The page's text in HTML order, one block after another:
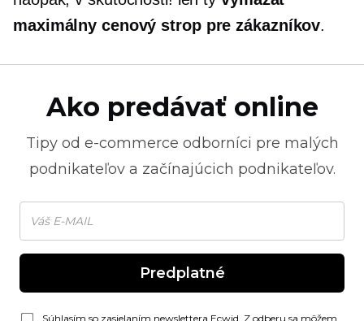
maximálny cenový strop pre zákazníkov.
Ako predávať online
Tipy od e-commerce odborníci pre malých
podnikateľov a začínajúcich podnikateľov.
Predplatné
Súhlasím so zasielaním newslettera Ecwid. Z odberu sa môžem